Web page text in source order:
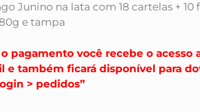
Junino na lata com 18 cartelas + 10
e tampa
pagamento você recebe o acesso
e também ficará disponível para
> pedidos”